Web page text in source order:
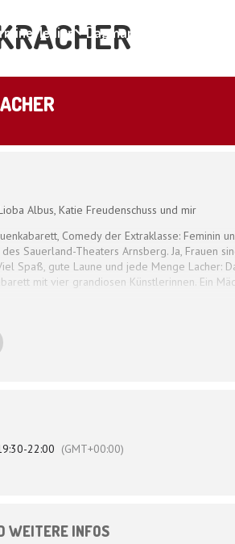
Medien Dagmar und der
Albus, Katie Freudenschuss und mir
Comedy der Extraklasse: Feminin
Sauerland-Theaters Arnsberg. Ja, Frauen
Spaß, gute Laune und jede Menge Lacher:
mit vier grandiosen Künstlerinnen. Ein
-22:00 (GMT+00:00)
WEITERE INFOS